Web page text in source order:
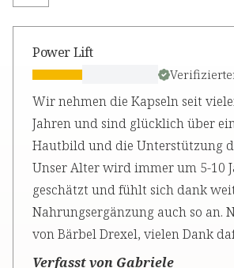
Power Lift
Wir nehmen die Kapseln seit
Jahren und sind glücklich über
Hautbild und die Unterstützung
Unser Alter wird immer um 5-10
geschätzt und fühlt sich dank
Nahrungsergänzung auch so an.
von Bärbel Drexel, vielen Dank
Verfasst von Gabriele